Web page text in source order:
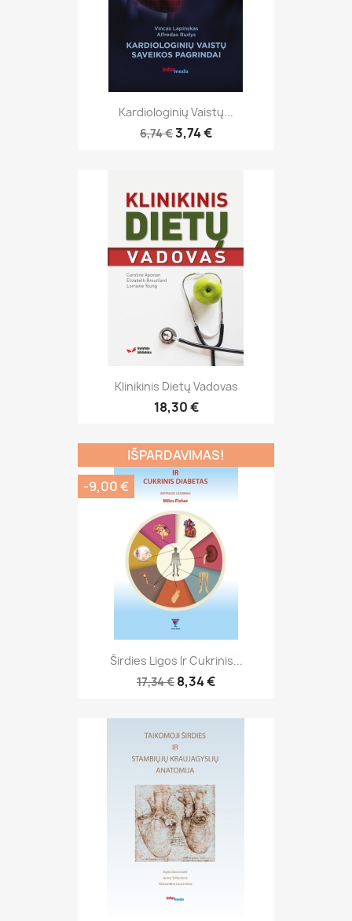
Kardiologinių Vaistų...
6,74 €3,74 €
Klinikinis Dietų Vadovas
18,30 €
Širdies Ligos Ir Cukrinis...
17,34 € 8,34 €
IŠPARDAVIMAS!
-9,00 €